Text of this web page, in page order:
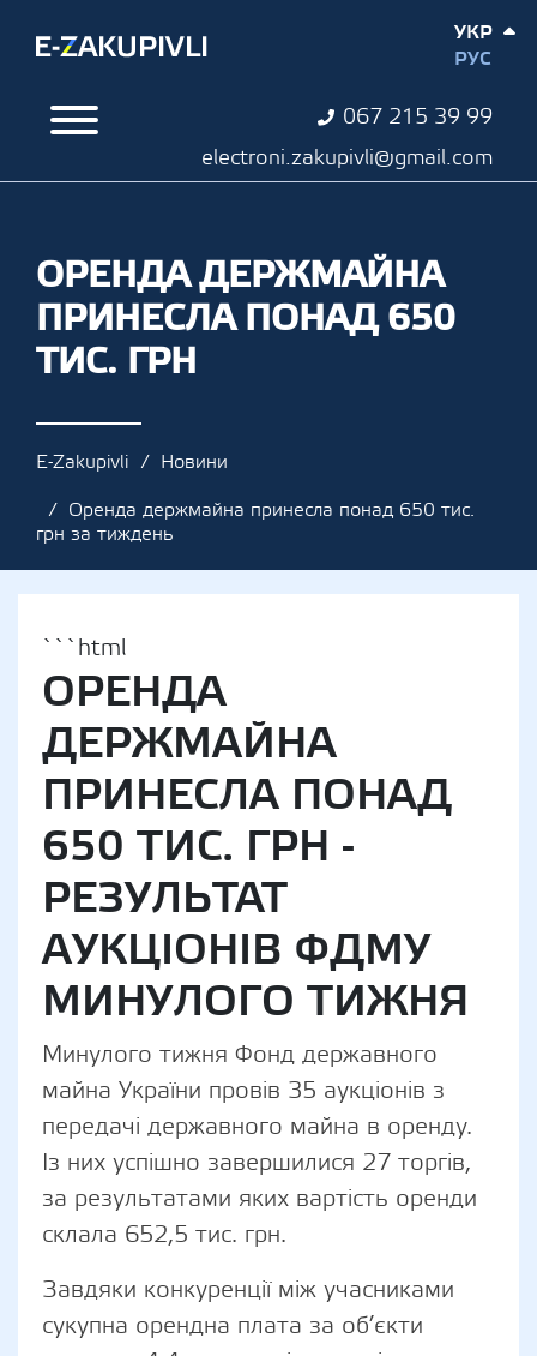
067 215 39 99
electroni.zakupivli@gmail.com
УКР
РУС
ОРЕНДА ДЕРЖМАЙНА
ПРИНЕСЛА ПОНАД 650
ТИС. ГРН
E-Zakupivli
Новини
Оренда держмайна принесла понад 650 тис.
грн за тиждень
```html
ОРЕНДА
ДЕРЖМАЙНА
ПРИНЕСЛА ПОНАД
650 ТИС. ГРН -
РЕЗУЛЬТАТ
АУКЦІОНІВ ФДМУ
МИНУЛОГО ТИЖНЯ
Минулого тижня Фонд державного
майна України провів 35 аукціонів з
передачі державного майна в оренду.
Із них успішно завершилися 27 торгів,
за результатами яких вартість оренди
склала 652,5 тис. грн.
Завдяки конкуренції між учасниками
сукупна орендна плата за об’єкти